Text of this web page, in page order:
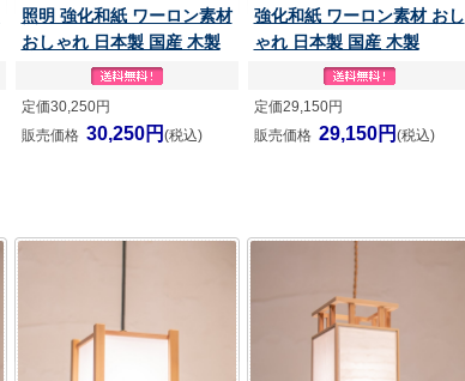
照明 強化和紙 ワーロン素材
おしゃれ 日本製 国産 木製
定価30,250円
販売価格 30,250円 (税込)
強化和紙 ワーロン素材 おし
ゃれ 日本製 国産 木製
定価29,150円
販売価格 29,150円 (税込)